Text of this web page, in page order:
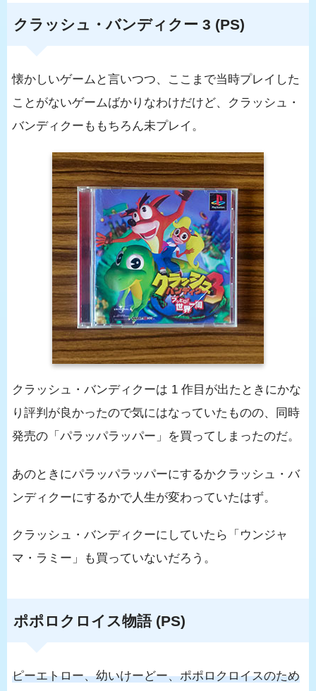
クラッシュ・バンディクー 3 (PS)
懐かしいゲームと言いつつ、ここまで当時プレイした
ことがないゲームばかりなわけだけど、クラッシュ・
バンディクーももちろん未プレイ。
クラッシュ・バンディクーは 1 作目が出たときにかな
り評判が良かったので気にはなっていたものの、同時
発売の「パラッパラッパー」を買ってしまったのだ。
あのときにパラッパラッパーにするかクラッシュ・バ
ンディクーにするかで人生が変わっていたはず。
クラッシュ・バンディクーにしていたら「ウンジャ
マ・ラミー」も買っていないだろう。
ポポロクロイス物語 (PS)
ピーエトロー、幼いけーどー、ポポロクロイスのため